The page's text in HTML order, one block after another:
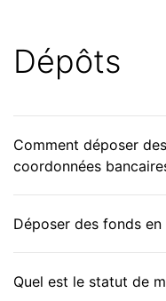
Dépôts
Comment déposer
coordonnées
Déposer des fonds
Quel est le statut de